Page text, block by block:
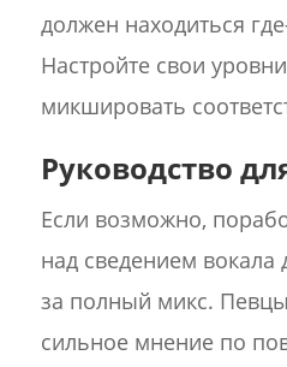
должен находиться
Настройте свои
микшировать
Руководство
Если возможно,
над сведением вокала
за полный микс.
сильное мнение по